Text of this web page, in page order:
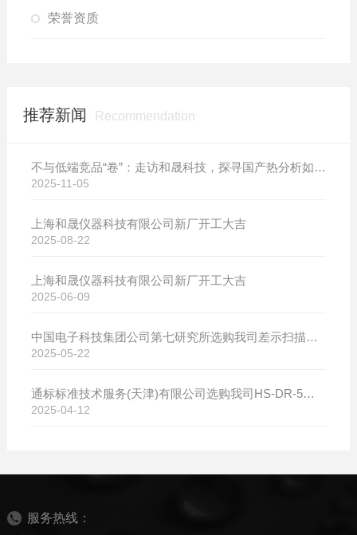
荣誉资质
推荐新闻 Recommendation
不与低端竞品“卷”：走访和晟科技，探寻国产热分析如何行稳致远
2025-11-05
上海和晟仪器科技有限公司新厂开工大吉
2025-08-22
上海和晟仪器科技有限公司新厂开工大吉
2025-06-09
中国电子科技集团公司第七研究所选购我司差示扫描量热仪
2025-05-22
通标标准技术服务(天津)有限公司选购我司HS-DR-5导热系数测试仪
2025-04-12
服务热线：